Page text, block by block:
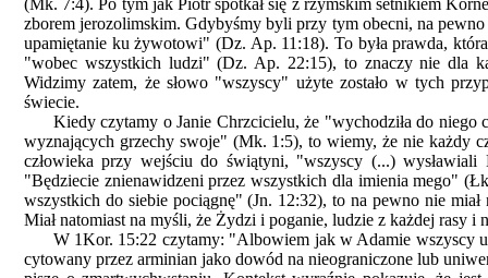
(Mk. 7:4). Po tym jak Piotr spotkał się z rzymskim setnikiem
zborem jerozolimskim. Gdybyśmy byli przy tym obecni, na
upamiętanie ku żywotowi" (Dz. Ap. 11:18). To była prawda,
"wobec wszystkich ludzi" (Dz. Ap. 22:15), to znaczy nie dla
Widzimy zatem, że słowo "wszyscy" użyte zostało w tych
świecie.
Kiedy czytamy o Janie Chrzcicielu, że "wychodziła do niego
wyznających grzechy swoje" (Mk. 1:5), to wiemy, że nie każdy
człowieka przy wejściu do świątyni, "wszyscy (...)
"Będziecie znienawidzeni przez wszystkich dla imienia mego"
wszystkich do siebie pociągnę" (Jn. 12:32), to na pewno nie
Miał natomiast na myśli, że Żydzi i poganie, ludzie z każdej rasy i
W 1Kor. 15:22 czytamy: "Albowiem jak w Adamie wszyscy
cytowany przez arminian jako dowód na nieograniczone lub